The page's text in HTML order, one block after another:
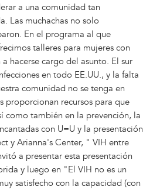
a una comunidad tan
Las muchachas no solo
En el programa al que
talleres para mujeres con
hacerse cargo del asunto. El sur
en todo EE.UU., y la falta
comunidad no se tenga en
proporcionan recursos para que
como también en la prevención, la
con U=U y la presentación
y Arianna's Center, " VIH entre
a presentar esta presentación
y luego en "El VIH no es un
satisfecho con la capacidad (con